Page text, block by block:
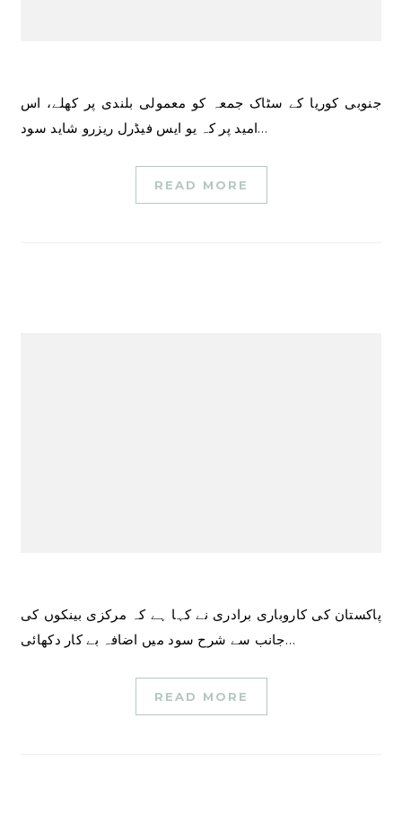
جنوبی کوریا کے سٹاک جمعہ کو معمولی بلندی پر کھلے، اس
امید پر کہ یو ایس فیڈرل ریزرو شاید سود…
READ MORE
پاکستان کی کاروباری برادری نے کہا ہے کہ مرکزی بینکوں کی
جانب سے شرح سود میں اضافہ بے کار دکھائی…
READ MORE